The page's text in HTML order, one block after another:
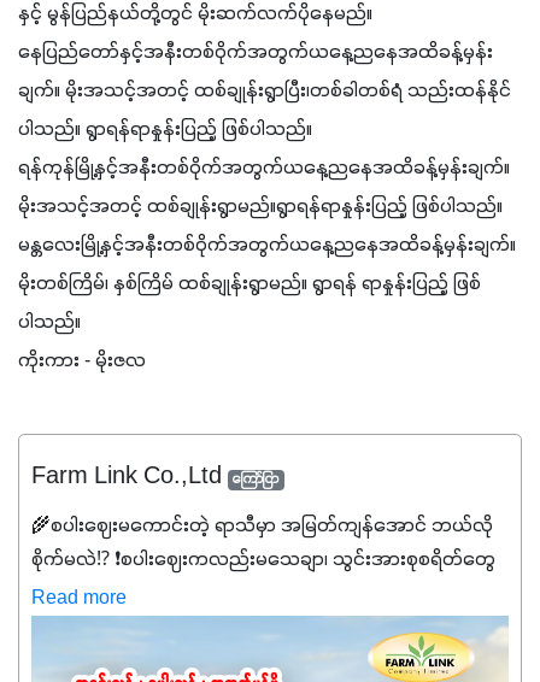
နှင့် မွန်ပြည်နယ်တို့တွင် မိုးဆက်လက်ပိုနေမည်။
နေပြည်တော်နှင့်အနီးတစ်ဝိုက်အတွက်ယနေ့ညနေအထိခန့်မှန်း
ချက်။ မိုးအသင့်အတင့် ထစ်ချုန်းရွာပြီး၊တစ်ခါတစ်ရံ သည်းထန်နိုင်
ပါသည်။ ရွာရန်ရာနှုန်းပြည့် ဖြစ်ပါသည်။
ရန်ကုန်မြို့နှင့်အနီးတစ်ဝိုက်အတွက်ယနေ့ညနေအထိခန့်မှန်းချက်။
မိုးအသင့်အတင့် ထစ်ချုန်းရွာမည်။ရွာရန်ရာနှုန်းပြည့် ဖြစ်ပါသည်။
မန္တလေးမြို့နှင့်အနီးတစ်ဝိုက်အတွက်ယနေ့ညနေအထိခန့်မှန်းချက်။
မိုးတစ်ကြိမ်၊ နှစ်ကြိမ် ထစ်ချုန်းရွာမည်။ ရွာရန် ရာနှုန်းပြည့် ဖြစ်
ပါသည်။
ကိုးကား - မိုးဇလ
Farm Link Co.,Ltd ကြော်ငြာ
🌾စပါးဈေးမကောင်းတဲ့ ရာသီမှာ အမြတ်ကျန်အောင် ဘယ်လို
စိုက်မလဲ⁉️ ❗စပါးဈေးကလည်းမသေချာ၊ သွင်းအားစုစရိတ်တွေ
ကလည်း တက်နေတဲ့ဒီလိုအချိန်မှာ သွင်းအားစုဖိုးကို လျှော့ချပြီး
အထွက်နှုန်းကို ထိန်းထားနိုင်မှ ဦးကြီးတို့ အဆင်ပြေမှာနော် ✔️ဒါ
ကြောင့် ကိုယ်သုံးသမျှ ကိုယ့်အတွက်အကျိုးရစေမယ့်
Read more